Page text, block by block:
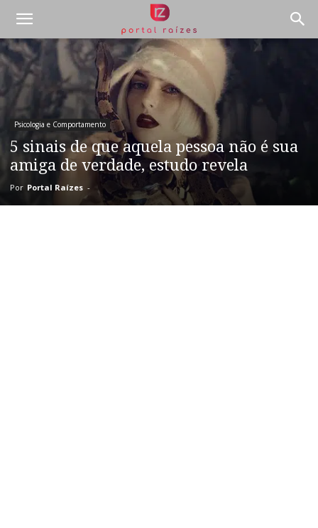
Psicologia e Comportamento
5 sinais de que aquela pessoa não é sua
amiga de verdade, estudo revela
Por Portal Raízes -